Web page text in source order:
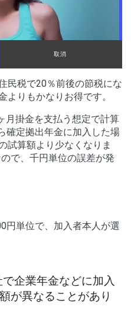
取消
民税で20％前後の節税にな
よりもかなりお得です。
月掛金を支払う想定で計算
確定拠出年金に加入した場
試算額より少なくなりま
で、千円単位の誤差が発
円単位で、加入者本人が選
企業年金などに加入
が異なることがあり